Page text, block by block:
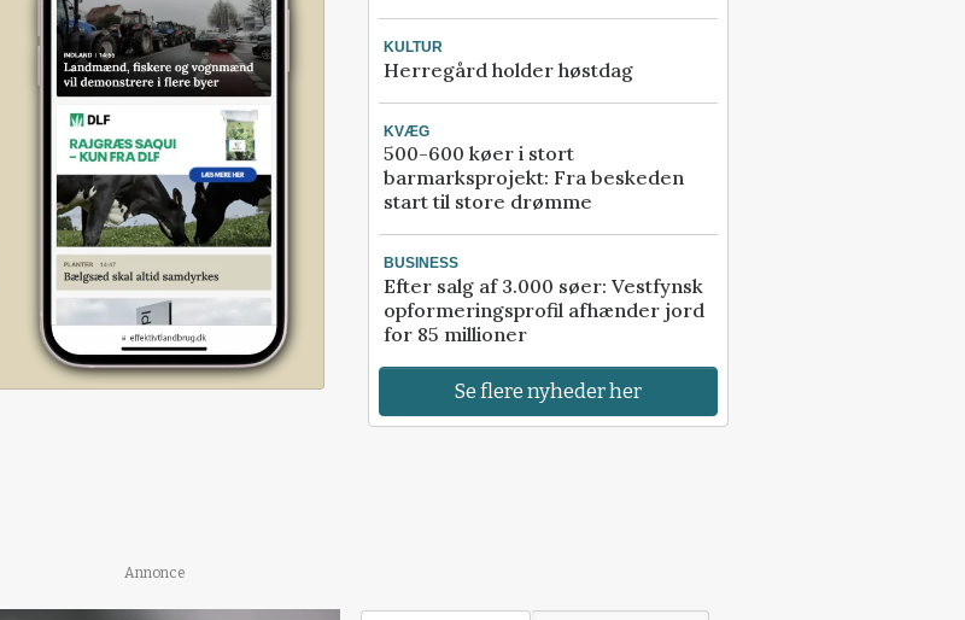
KULTUR
Herregård holder høstdag
KVÆG
500-600 køer i stort
barmarksprojekt: Fra beskeden
start til store drømme
BUSINESS
Efter salg af 3.000 søer: Vestfynsk
opformeringsprofil afhænder jord
for 85 millioner
Se flere nyheder her
Annonce